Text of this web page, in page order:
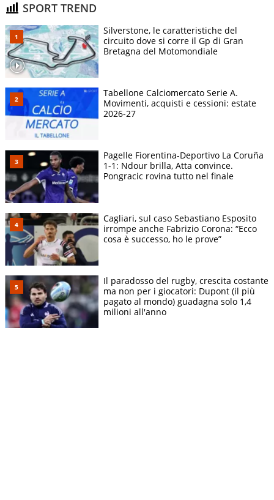
SPORT TREND
Silverstone, le caratteristiche del
circuito dove si corre il Gp di Gran
Bretagna del Motomondiale
Tabellone Calciomercato Serie A.
Movimenti, acquisti e cessioni: estate
2026-27
Pagelle Fiorentina-Deportivo La Coruña
1-1: Ndour brilla, Atta convince.
Pongracic rovina tutto nel finale
Cagliari, sul caso Sebastiano Esposito
irrompe anche Fabrizio Corona: “Ecco
cosa è successo, ho le prove”
Il paradosso del rugby, crescita costante
ma non per i giocatori: Dupont (il più
pagato al mondo) guadagna solo 1,4
milioni all'anno